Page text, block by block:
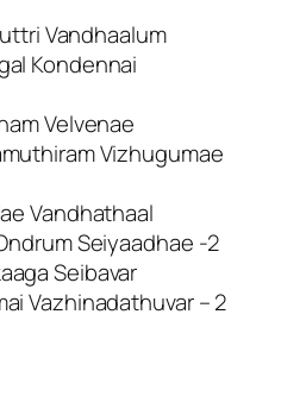
Vandhaalum
Kondennai
Velvenae
Vizhugumae
Vandhathaal
Seiyaadhae -2
Seibavar
Vazhinadathuvar – 2